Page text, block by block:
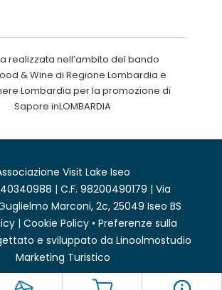
realizzata nell’ambito del bando
& Wine di Regione Lombardia e
Lombardia per la promozione di
Sapore inLOMBARDIA
Visit Lake Iseo
| C.F. 98200490179 | Via
Marconi, 2c, 25049 Iseo BS
| Cookie Policy • Preferenze sulla
e sviluppato da Linoolmostudio
Marketing Turistico